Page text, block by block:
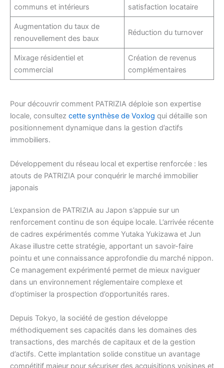
communs et intérieurs
satisfaction locataire
Augmentation du taux de
renouvellement des baux
Réduction du turnover
Mixage résidentiel et
commercial
Création de revenus
complémentaires
Pour découvrir comment PATRIZIA déploie son expertise
locale, consultez cette synthèse de Voxlog qui détaille son
positionnement dynamique dans la gestion d’actifs
immobiliers.
Développement du réseau local et expertise renforcée : les
atouts de PATRIZIA pour conquérir le marché immobilier
japonais
L’expansion de PATRIZIA au Japon s’appuie sur un
renforcement continu de son équipe locale. L’arrivée récente
de cadres expérimentés comme Yutaka Yukizawa et Jun
Akase illustre cette stratégie, apportant un savoir-faire
pointu et une connaissance approfondie du marché nippon.
Ce management expérimenté permet de mieux naviguer
dans un environnement réglementaire complexe et
d’optimiser la prospection d’opportunités rares.
Depuis Tokyo, la société de gestion développe
méthodiquement ses capacités dans les domaines des
transactions, des marchés de capitaux et de la gestion
d’actifs. Cette implantation solide constitue un avantage
compétitif majeur pour sécuriser des acquisitions voisines et